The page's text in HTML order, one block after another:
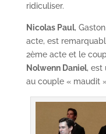
ridiculiser.
Nicolas Paul,
acte, est
2ème acte et le
Nolwenn Daniel, est
au couple « maudit